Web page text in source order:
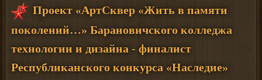
rybalka/katushki.html на сайте nachodki.ru
Проект «АртСквер «Жить в памяти
поколений…» Барановичского колледжа
технологии и дизайна - финалист
Республиканского конкурса «Наследие»